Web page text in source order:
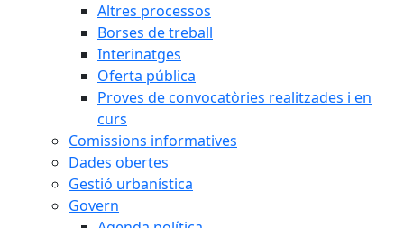
Altres processos
Borses de treball
Interinatges
Oferta pública
Proves de convocatòries realitzades i en
curs
Comissions informatives
Dades obertes
Gestió urbanística
Govern